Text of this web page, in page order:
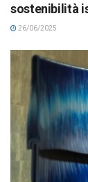
sostenibilità
26/06/2025